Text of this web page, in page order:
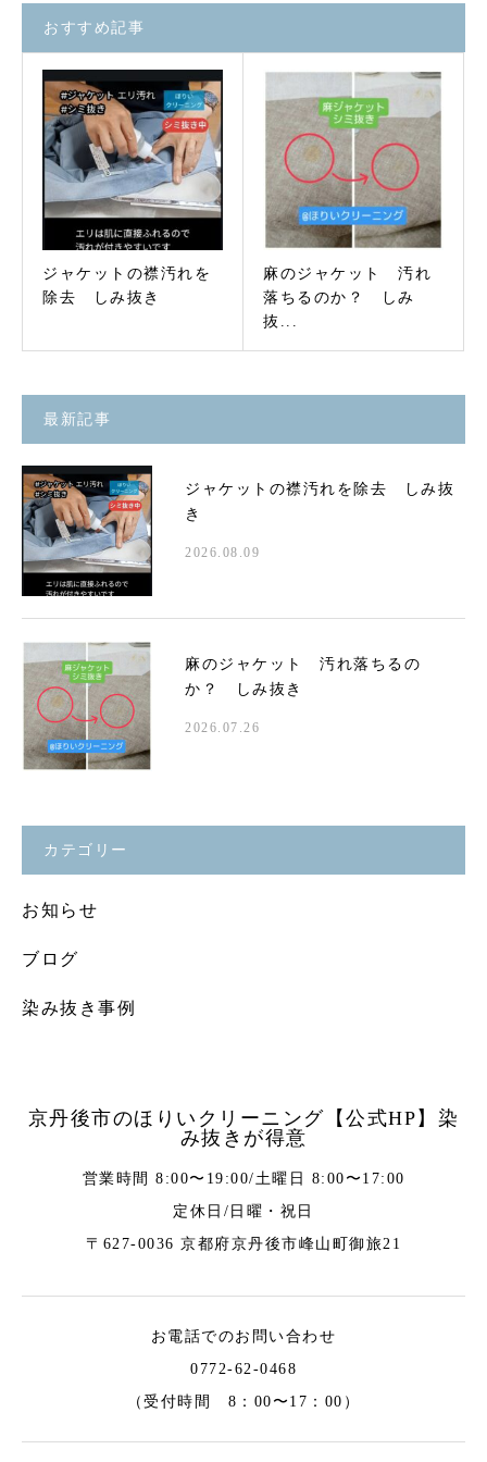
おすすめ記事
ジャケットの襟汚れを
除去 しみ抜き
麻のジャケット 汚れ
落ちるのか？ しみ
抜...
最新記事
ジャケットの襟汚れを除去 しみ抜
き
2026.08.09
麻のジャケット 汚れ落ちるの
か？ しみ抜き
2026.07.26
カテゴリー
お知らせ
ブログ
染み抜き事例
京丹後市のほりいクリーニング【公式HP】染
み抜きが得意
営業時間 8:00〜19:00/土曜日 8:00〜17:00
定休日/日曜・祝日
〒627-0036 京都府京丹後市峰山町御旅21
お電話でのお問い合わせ
0772-62-0468
（受付時間 8：00〜17：00）